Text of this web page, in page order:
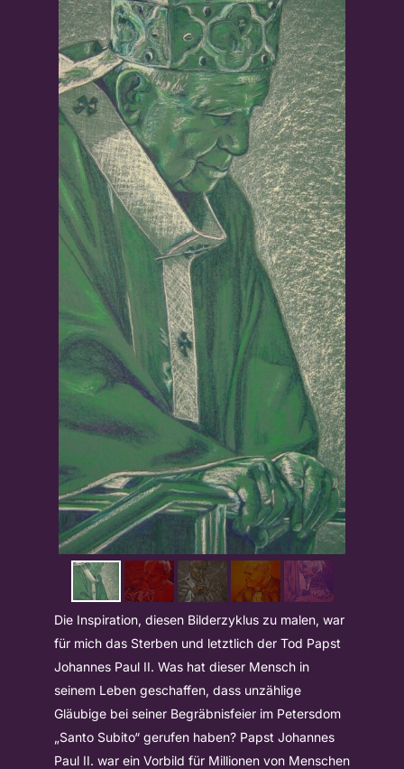
Die Inspiration, diesen Bilderzyklus zu malen, war
für mich das Sterben und letztlich der Tod Papst
Johannes Paul II. Was hat dieser Mensch in
seinem Leben geschaffen, dass unzählige
Gläubige bei seiner Begräbnisfeier im Petersdom
„Santo Subito“ gerufen haben? Papst Johannes
Paul II. war ein Vorbild für Millionen von Menschen